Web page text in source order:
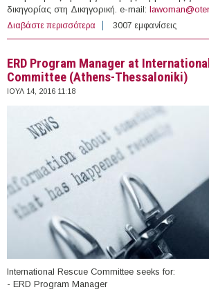
δικηγορίας στη Δικηγορική. e-mail:
Διαβάστε περισσότερα για Νομικά Στελέχη σε
3007 εμφανίσεις
ERD Program Manager at
Committee (Athens-Thessaloniki)
ΙΟΥΛ 14, 2016 11:18
International Rescue Committee seeks for:
- ERD Program Manager